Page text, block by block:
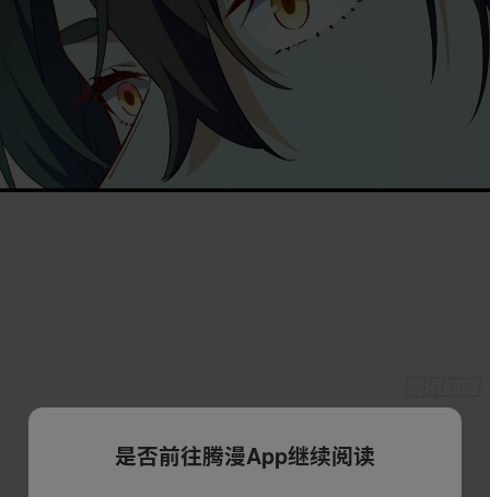
是否前往腾漫App继续阅读